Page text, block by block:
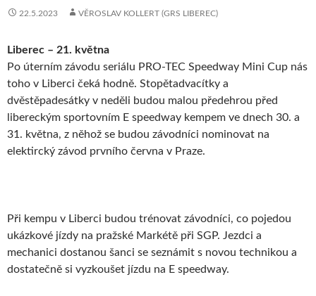
22.5.2023 VĚROSLAV KOLLERT (GRS LIBEREC)
Liberec – 21. května
Po úterním závodu seriálu PRO-TEC Speedway Mini Cup nás
toho v Liberci čeká hodně. Stopětadvacítky a
dvěstěpadesátky v neděli budou malou předehrou před
libereckým sportovním E speedway kempem ve dnech 30. a
31. května, z něhož se budou závodníci nominovat na
elektircký závod prvního června v Praze.
Při kempu v Liberci budou trénovat závodníci, co pojedou
ukázkové jízdy na pražské Markétě při SGP. Jezdci a
mechanici dostanou šanci se seznámit s novou technikou a
dostatečně si vyzkoušet jízdu na E speedway.